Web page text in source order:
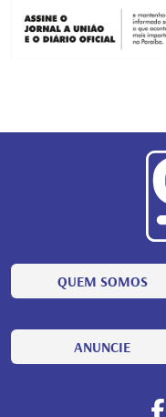
QUEM SOMOS
ANUNCIE